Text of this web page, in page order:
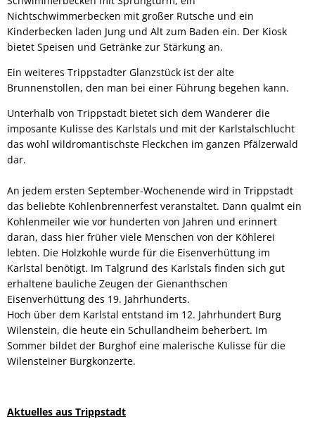
Nichtschwimmerbecken mit großer Rutsche und ein
Kinderbecken laden Jung und Alt zum Baden ein. Der Kiosk
bietet Speisen und Getränke zur Stärkung an.
Ein weiteres Trippstadter Glanzstück ist der alte
Brunnenstollen, den man bei einer Führung begehen kann.
Unterhalb von Trippstadt bietet sich dem Wanderer die
imposante Kulisse des Karlstals und mit der Karlstalschlucht
das wohl wildromantischste Fleckchen im ganzen Pfälzerwald
dar.
An jedem ersten September-Wochenende wird in Trippstadt
das beliebte Kohlenbrennerfest veranstaltet. Dann qualmt ein
Kohlenmeiler wie vor hunderten von Jahren und erinnert
daran, dass hier früher viele Menschen von der Köhlerei
lebten. Die Holzkohle wurde für die Eisenverhüttung im
Karlstal benötigt. Im Talgrund des Karlstals finden sich gut
erhaltene bauliche Zeugen der Gienanthschen
Eisenverhüttung des 19. Jahrhunderts.
Hoch über dem Karlstal entstand im 12. Jahrhundert Burg
Wilenstein, die heute ein Schullandheim beherbert. Im
Sommer bildet der Burghof eine malerische Kulisse für die
Wilensteiner Burgkonzerte.
Aktuelles aus Trippstadt